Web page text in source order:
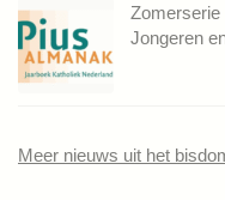
Zomerserie
Jongeren
Meer nieuws uit het